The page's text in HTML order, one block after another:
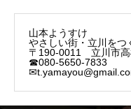
山本ようすけ
やさしい街・立川をつ
〒190-0011 立川市高
☎080-5650-7833